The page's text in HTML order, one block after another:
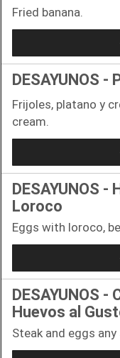
Fried banana.
DESAYUNOS -
Frijoles, platano y
cream.
DESAYUNOS -
Loroco
Eggs with loroco,
DESAYUNOS -
Huevos al
Steak and eggs any